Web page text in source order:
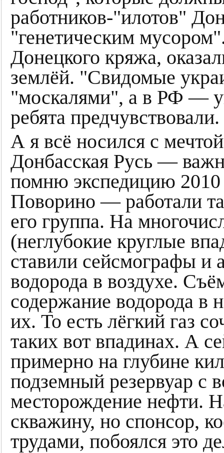
работников-"илотов"
"генетическим
Донецкого кряжа,
землёй. "Свидомые
"москалями", а в РФ —
ребята предчувствовали.
А я всё носился с
Донбасская Русь —
помню экспедицию 2010
Поворино — работали
его группа. На
(неглубокие круглые
ставили сейсмографы и
водорода в воздухе.
содержание водорода в
их. То есть лёгкий газ
таких вот впадинах. А
примерно на глубине
подземный резервуар с
месторождение нефти.
скважину, но спонсор,
трудами, побоялся это